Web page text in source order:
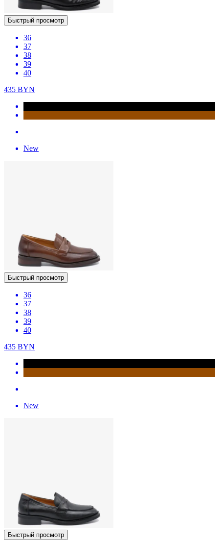
Быстрый просмотр
36
37
38
39
40
435 BYN
New
Быстрый просмотр
36
37
38
39
40
435 BYN
New
Быстрый просмотр